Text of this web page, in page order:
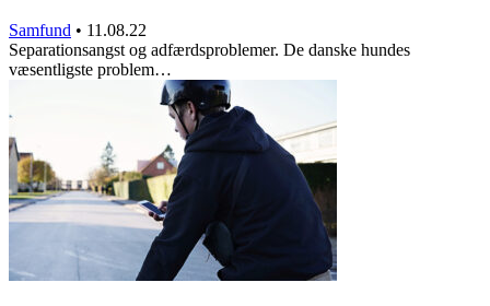
Samfund • 11.08.22
Separationsangst og adfærdsproblemer. De danske hundes
væsentligste problem…